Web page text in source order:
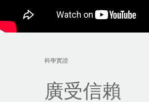
科學實證
廣受信賴